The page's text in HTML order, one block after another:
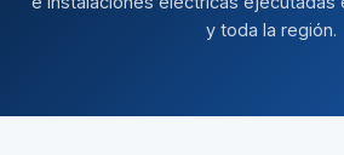
y toda la región.